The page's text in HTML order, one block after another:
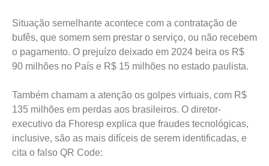
Situação semelhante acontece com a contratação de
bufês, que somem sem prestar o serviço, ou não recebem
o pagamento. O prejuízo deixado em 2024 beira os R$
90 milhões no País e R$ 15 milhões no estado paulista.
Também chamam a atenção os golpes virtuais, com R$
135 milhões em perdas aos brasileiros. O diretor-
executivo da Fhoresp explica que fraudes tecnológicas,
inclusive, são as mais difíceis de serem identificadas, e
cita o falso QR Code: